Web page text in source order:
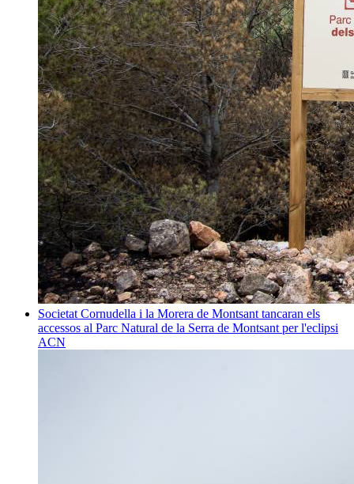
Societat Cornudella i la Morera de Montsant tancaran els
accessos al Parc Natural de la Serra de Montsant per l'eclipsi
ACN